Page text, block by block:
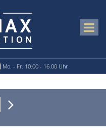
Mo. - Fr. 10.00 - 16.00 Uhr